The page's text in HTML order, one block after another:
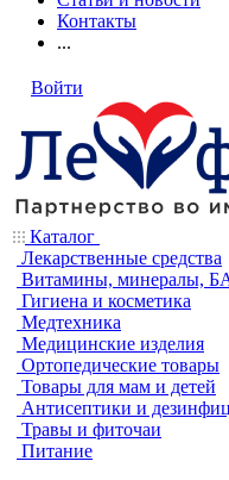
Контакты
...
Войти
Каталог
Лекарственные средства
Витамины, минералы,
Гигиена и косметика
Медтехника
Медицинские изделия
Ортопедические товары
Товары для мам и детей
Антисептики и
Травы и фиточаи
Питание